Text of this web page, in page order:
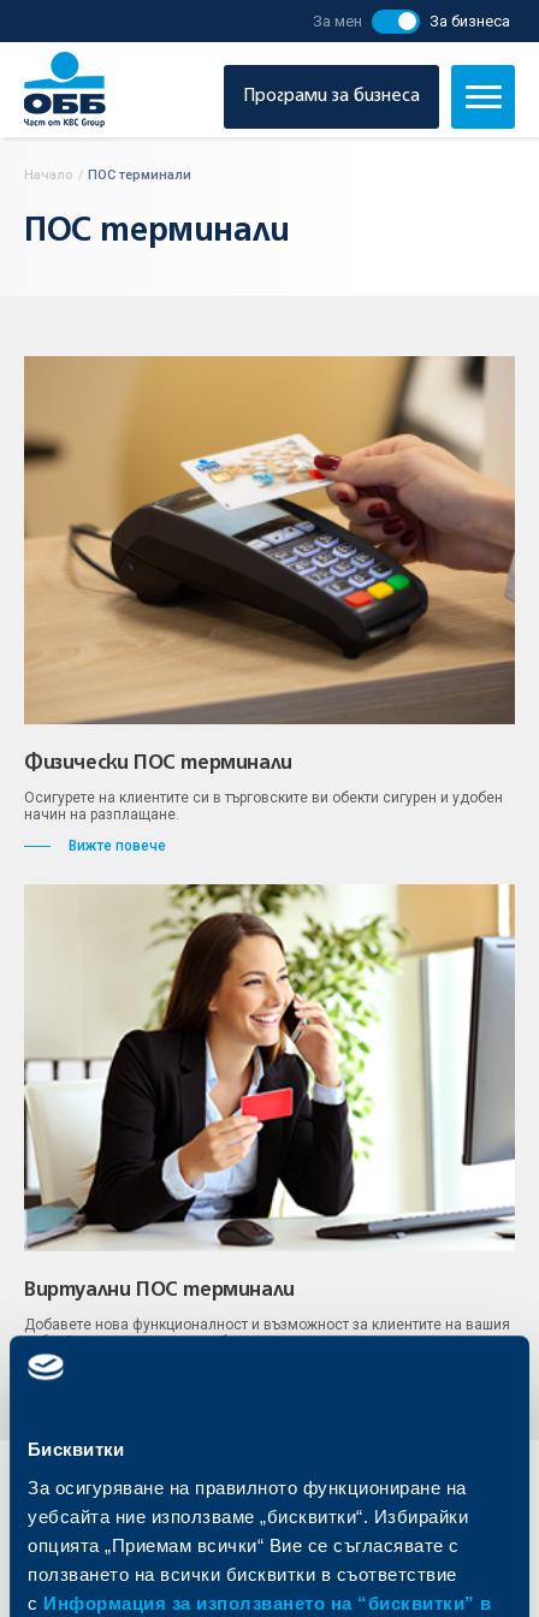
Бисквитки
За осигуряване на правилното функциониране на
уебсайта ние използваме „бисквитки“. Избирайки
опцията „Приемам всички“ Вие се съгласявате с
ползването на всички бисквитки в съответствие
с Информация за използването на “бисквитки” в
За мен За бизнеса
Програми за бизнеса
Начало / ПОС терминали
ПОС терминали
Физически ПОС терминали
Осигурете на клиентите си в търговските ви обекти сигурен и удобен
начин на разплащане.
Вижте повече
Виртуални ПОС терминали
Добавете нова функционалност и възможност за клиентите на вашия
уебсайт – да заплащат с дебитните си и кредитни карти през
виртуален ПОС терминал от ОББ.
Индивидуални
клиенти
Карти
Сметки и плащания
Бизнес
клиенти
Кредитиране
Управление на парични средства